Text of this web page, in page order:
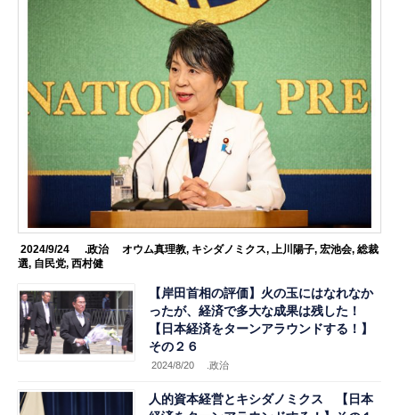
2024/9/24 .政治 オウム真理教, キシダノミクス, 上川陽子, 宏池会, 総裁
選, 自民党,西村健
【岸田首相の評価】火の玉にはなれなか
ったが、経済で多大な成果は残した！
【日本経済をターンアラウンドする！】
その２６
2024/8/20 .政治
人的資本経営とキシダノミクス 【日本